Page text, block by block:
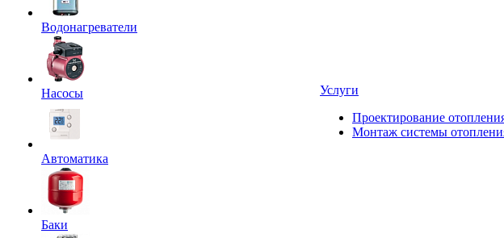
Водонагреватели
Насосы
Автоматика
Баки
Услуги
Проектирование
Монтаж системы